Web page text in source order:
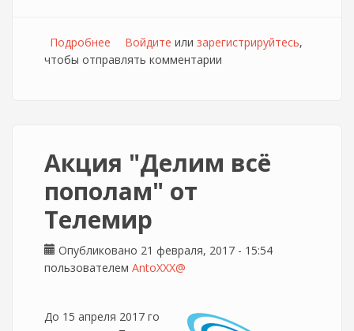
Подробнее о NetbyNet запускает акционные пакетные
предложения под брендом Wifire
Войдите или зарегистрируйтесь,
чтобы отправлять комментарии
Акция "Делим всё
пополам" от
Телемир
Опубликовано 21 февраля, 2017 - 15:54
пользователем AntoXXX@
До 15 апреля 2017 го